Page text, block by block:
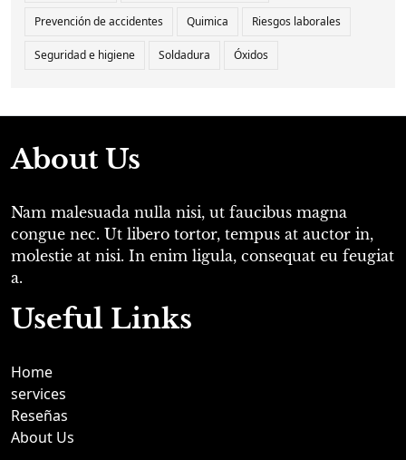
Prevención de accidentes Quimica Riesgos laborales
Seguridad e higiene Soldadura Óxidos
About Us
Nam malesuada nulla nisi, ut faucibus magna
congue nec. Ut libero tortor, tempus at auctor in,
molestie at nisi. In enim ligula, consequat eu feugiat
a.
Useful Links
Home
services
Reseñas
About Us